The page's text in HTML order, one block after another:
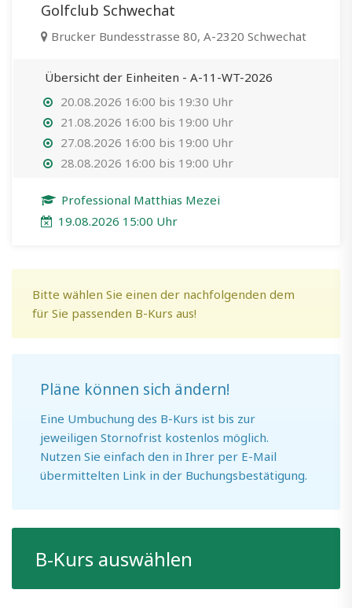
Golfclub Schwechat
Brucker Bundesstrasse 80, A-2320 Schwechat
Übersicht der Einheiten - A-11-WT-2026
20.08.2026 16:00 bis 19:30 Uhr
21.08.2026 16:00 bis 19:00 Uhr
27.08.2026 16:00 bis 19:00 Uhr
28.08.2026 16:00 bis 19:00 Uhr
Professional Matthias Mezei
19.08.2026 15:00 Uhr
Bitte wählen Sie einen der nachfolgenden dem
für Sie passenden B-Kurs aus!
Pläne können sich ändern!
Eine Umbuchung des B-Kurs ist bis zur
jeweiligen Stornofrist kostenlos möglich.
Nutzen Sie einfach den in Ihrer per E-Mail
übermittelten Link in der Buchungsbestätigung.
B-Kurs auswählen